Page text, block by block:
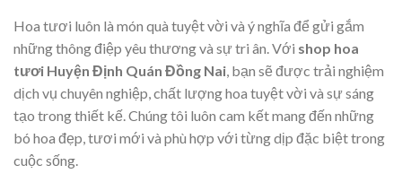
Hoa tươi luôn là món quà tuyệt vời và ý nghĩa để gửi gắm
những thông điệp yêu thương và sự tri ân. Với shop hoa
tươi Huyện Định Quán Đồng Nai , bạn sẽ được trải nghiệm
dịch vụ chuyên nghiệp, chất lượng hoa tuyệt vời và sự sáng
tạo trong thiết kế. Chúng tôi luôn cam kết mang đến những
bó hoa đẹp, tươi mới và phù hợp với từng dịp đặc biệt trong
cuộc sống.